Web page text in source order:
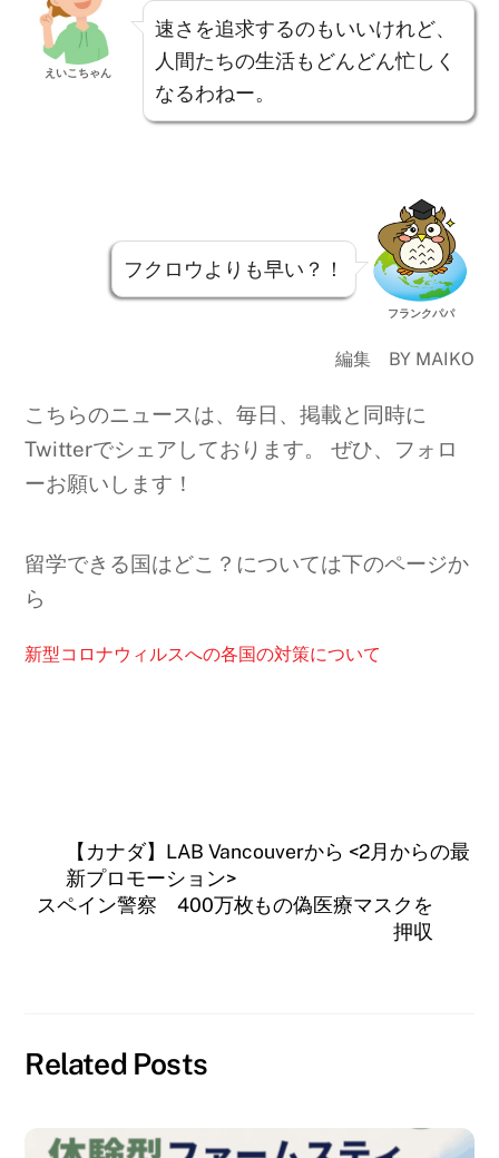
えいこちゃん
速さを追求するのもいいけれど、
人間たちの生活もどんどん忙しく
なるわねー。
フクロウよりも早い？！
フランクパパ
編集 BY MAIKO
こちらのニュースは、毎日、掲載と同時に
Twitterでシェアしております。 ぜひ、フォロ
ーお願いします！
留学できる国はどこ？については下のページか
ら
新型コロナウィルスへの各国の対策について
【カナダ】LAB Vancouverから <2月からの最
新プロモーション>
スペイン警察 400万枚もの偽医療マスクを
押収
Related Posts